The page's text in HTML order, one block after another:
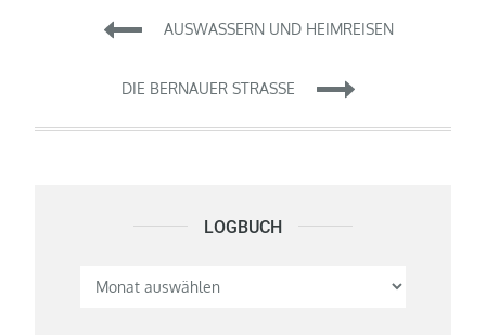
Beitragsnavigation
AUSWASSERN UND HEIMREISEN
DIE BERNAUER STRASSE
LOGBUCH Logbuch